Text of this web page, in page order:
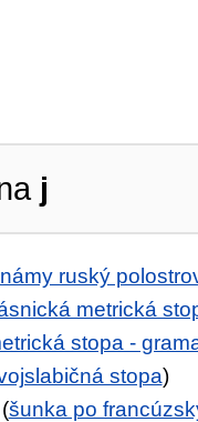
j
ruský
metrická
stopa -
stopa)
šunka po